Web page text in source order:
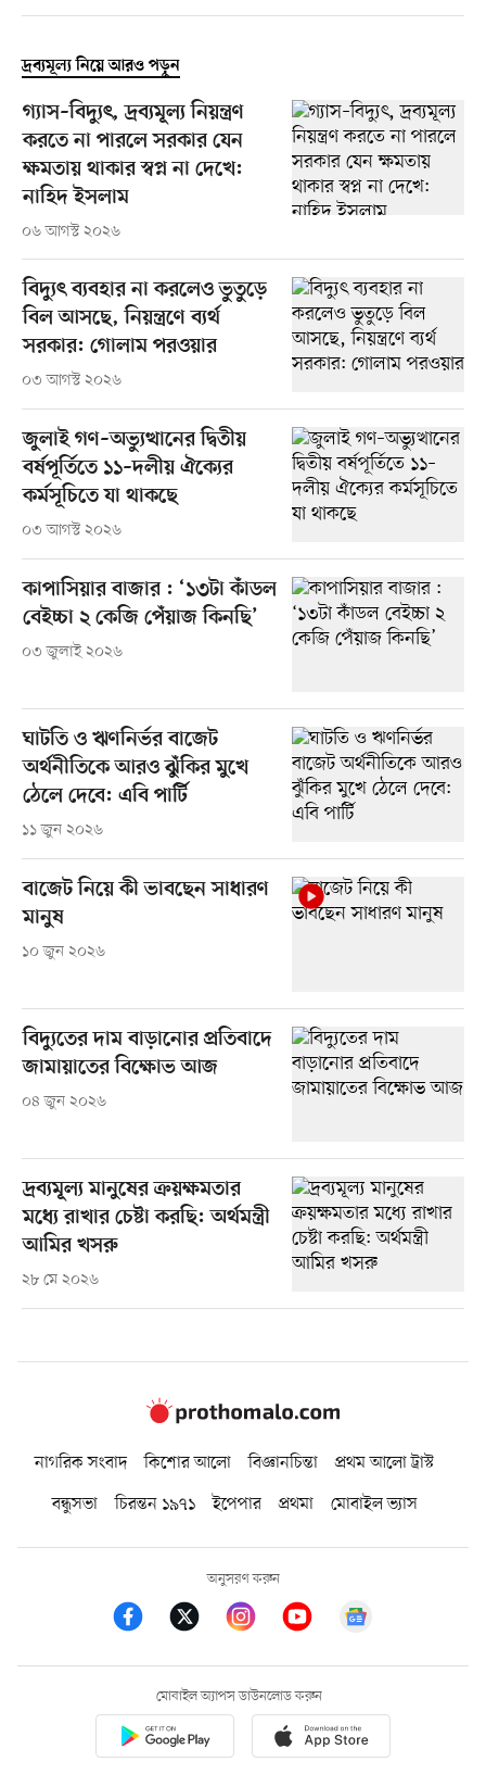
দ্রব্যমূল্য নিয়ে আরও পড়ুন
গ্যাস–বিদ্যুৎ, দ্রব্যমূল্য নিয়ন্ত্রণ
করতে না পারলে সরকার যেন
ক্ষমতায় থাকার স্বপ্ন না দেখে:
নাহিদ ইসলাম
০৬ আগস্ট ২০২৬
বিদ্যুৎ ব্যবহার না করলেও ভুতুড়ে
বিল আসছে, নিয়ন্ত্রণে ব্যর্থ
সরকার: গোলাম পরওয়ার
০৩ আগস্ট ২০২৬
জুলাই গণ–অভ্যুত্থানের দ্বিতীয়
বর্ষপূর্তিতে ১১–দলীয় ঐক্যের
কর্মসূচিতে যা থাকছে
০৩ আগস্ট ২০২৬
কাপাসিয়ার বাজার : ‘১৩টা কাঁডল
বেইচ্চা ২ কেজি পেঁয়াজ কিনছি’
০৩ জুলাই ২০২৬
ঘাটতি ও ঋণনির্ভর বাজেট
অর্থনীতিকে আরও ঝুঁকির মুখে
ঠেলে দেবে: এবি পার্টি
১১ জুন ২০২৬
বাজেট নিয়ে কী ভাবছেন সাধারণ
মানুষ
১০ জুন ২০২৬
বিদ্যুতের দাম বাড়ানোর প্রতিবাদে
জামায়াতের বিক্ষোভ আজ
০৪ জুন ২০২৬
দ্রব্যমূল্য মানুষের ক্রয়ক্ষমতার
মধ্যে রাখার চেষ্টা করছি: অর্থমন্ত্রী
আমির খসরু
২৮ মে ২০২৬
নাগরিক সংবাদ কিশোর আলো বিজ্ঞানচিন্তা
প্রথম আলো ট্রাস্ট
বন্ধুসভা
চিরন্তন ১৯৭১ ইপেপার প্রথমা মোবাইল ভ্যাস
অনুসরণ করুন
মোবাইল অ্যাপস ডাউনলোড করুন